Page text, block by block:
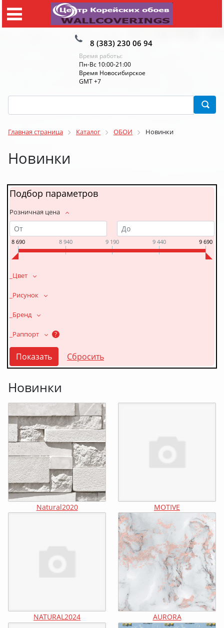
8 (383) 230 06 94
Время работы:
Пн-Вс 10:00-21:00
Время Новосибирское
GMT +7
Главная страница Каталог ОБОИ Новинки
Новинки
Подбор параметров
Розничная цена
8 690 8 940 9 190 9 440 9 690
_Цвет
_Рисунок
_Бренд
_Раппорт ?
Новинки
Natural2020 MOTIVE
NATURAL2024 AURORA